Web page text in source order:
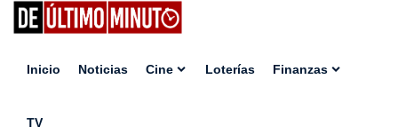
Inicio Noticias Cine Loterías Finanzas
TV